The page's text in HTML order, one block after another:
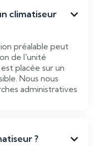
climatiseur

préalable peut
de l'unité
placée sur un
Nous nous
administratives
? 